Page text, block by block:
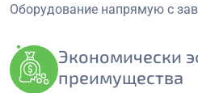
Оборудование напрямую с
Экономически
преимущества